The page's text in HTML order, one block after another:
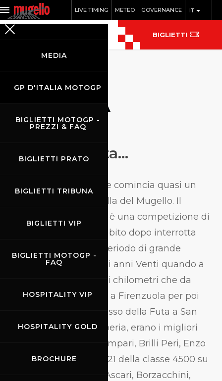
IT
LIVE TIMING METEO GOVERNANCE
MEDIA
GP D'ITALIA MOTOGP
BIGLIETTI MOTOGP -
PREZZI & FAQ
BIGLIETTI PRATO
BIGLIETTI TRIBUNA
BIGLIETTI VIP
BIGLIETTI MOTOGP -
FAQ
HOSPITALITY VIP
HOSPITALITY GOLD
BROCHURE
BIGLIETTI
STORIA
C’era una volta…
E’
una storia che comincia quasi un
secolo fa quella del Mugello. Il
, è una competizione di
regolarità che viene subito dopo interrotta
dalla guerra. Il primo periodo di grande
notorietà è quello degli anni Venti quando a
sfidarsi sui 66 polverosi chilometri che da
Scarperia salivano fino a Firenzuola per poi
tornare attraverso il passo della Futa a San
Piero, di nuovo a Scarperia, erano i migliori
conduttori di allora. Campari, Brilli Peri, Enzo
Ferrari (vincitore nel 1921 della classe 4500 su
Alfa Romeo), Antonio Ascari, Borzacchini,